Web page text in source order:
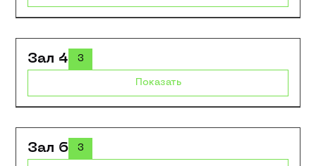
Зал 4 3
Показать
Зал 6 3